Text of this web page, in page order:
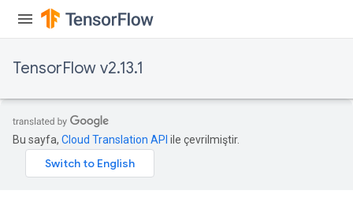
TensorFlow v2.13.1
Bu sayfa, Cloud Translation API ile çevrilmiştir.